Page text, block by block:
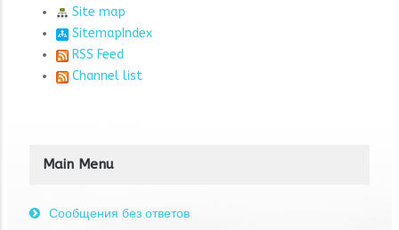
Site map
SitemapIndex
RSS Feed
Channel list
Main Menu
Сообщения без ответов